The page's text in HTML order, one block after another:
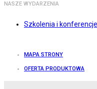
NASZE WYDARZENIA
Szkolenia i konferencje
MAPA STRONY
OFERTA PRODUKTOWA